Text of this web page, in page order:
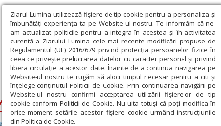
Ziarul Lumina utilizează fişiere de tip cookie pentru a personaliza și
îmbunătăți experiența ta pe Website-ul nostru. Te informăm că ne-
am actualizat politicile pentru a integra în acestea și în activitatea
curentă a Ziarului Lumina cele mai recente modificări propuse de
Regulamentul (UE) 2016/679 privind protecția persoanelor fizice în
ceea ce privește prelucrarea datelor cu caracter personal și privind
libera circulație a acestor date. Înainte de a continua navigarea pe
Website-ul nostru te rugăm să aloci timpul necesar pentru a citi și
înțelege conținutul Politicii de Cookie. Prin continuarea navigării pe
Website-ul nostru confirmi acceptarea utilizării fişierelor de tip
cookie conform Politicii de Cookie. Nu uita totuși că poți modifica în
orice moment setările acestor fişiere cookie urmând instrucțiunile
din Politica de Cookie.
Ziarul Lumina › Arhiepiscopia Iașilor
Arhiepiscopia Iașilor